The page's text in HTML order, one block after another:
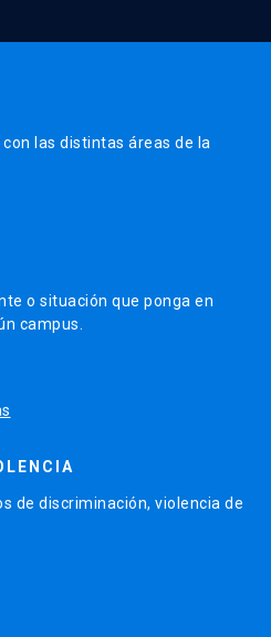
las distintas áreas de la
o situación que ponga en
campus.
de discriminación, violencia de